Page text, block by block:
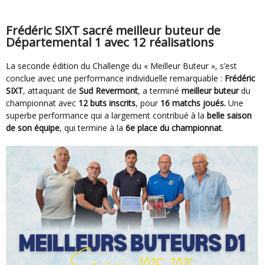
Frédéric SIXT sacré meilleur buteur de
Départemental 1 avec 12 réalisations
La seconde édition du Challenge du « Meilleur Buteur », s’est
conclue avec une performance individuelle remarquable : Frédéric
SIXT, attaquant de Sud Revermont, a terminé meilleur buteurdu
championnat avec 12 buts inscrits, pour 16 matchs joués. Une
superbe performance qui a largement contribué à la belle saison
de son équipe, qui termine à la 6e place du championnat.